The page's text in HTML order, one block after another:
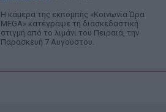
Η κάμερα της εκπομπής «Κοινωνία Ώρα
MEGA» κατέγραψε τη διασκεδαστική
στιγμή από το λιμάνι του Πειραιά, την
Παρασκευή 7 Αυγούστου.